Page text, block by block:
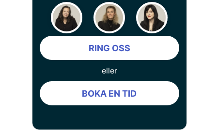
RING OSS
eller
BOKA EN TID